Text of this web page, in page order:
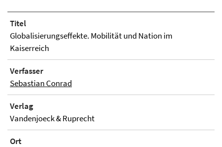
Titel
Globalisierungseffekte. Mobilität und Nation im
Kaiserreich
Verfasser
Sebastian Conrad
Verlag
Vandenjoeck & Ruprecht
Ort